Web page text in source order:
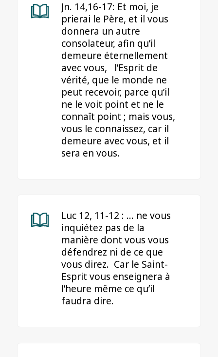
Jn. 14,16-17: Et moi, je
prierai le Père, et il vous
donnera un autre
consolateur, afin qu’il
demeure éternellement
avec vous, l’Esprit de
vérité, que le monde ne
peut recevoir, parce qu’il
ne le voit point et ne le
connaît point ; mais vous,
vous le connaissez, car il
demeure avec vous, et il
sera en vous.
Luc 12, 11-12 : … ne vous
inquiétez pas de la
manière dont vous vous
défendrez ni de ce que
vous direz. Car le Saint-
Esprit vous enseignera à
l’heure même ce qu’il
faudra dire.